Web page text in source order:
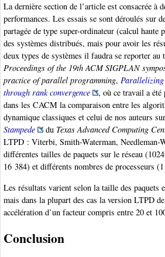
La dernière section de l’article est consacrée à
performances. Les essais se sont déroulés sur
partagée de type super-ordinateur (calcul haute
des systèmes distribués, mais pour avoir les
deux types de systèmes il faudra se reporter au
Proceedings of the 19th ACM SIGPLAN
practice of parallel programming,
through rank convergence
, où ce travail a été
dans les CACM la comparaison entre les
dynamique classiques et celui de nos auteurs
Stampede
du Texas Advanced Computing
LTPD : Viterbi, Smith-Waterman, Needleman-
différentes tailles de paquets sur le réseau
16 384) et différents nombres de processeurs
Les résultats varient selon la taille des paquets
mais dans la plupart des cas la version LTPD
accélération d’un facteur compris entre 20 et
Conclusion